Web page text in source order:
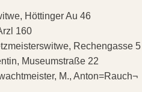
Höttinger Au 46
160
Rechengasse 5
Museumstraße 22
M., Anton=Rauch¬